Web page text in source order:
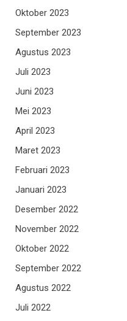
Oktober 2023
September 2023
Agustus 2023
Juli 2023
Juni 2023
Mei 2023
April 2023
Maret 2023
Februari 2023
Januari 2023
Desember 2022
November 2022
Oktober 2022
September 2022
Agustus 2022
Juli 2022